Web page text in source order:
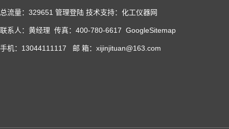
总流量：329651 管理登陆 技术支持：化工仪器网
联系人：黄经理 传真：400-780-6617 GoogleSitemap
手机：13044111117 邮 箱：xijinjituan@163.com